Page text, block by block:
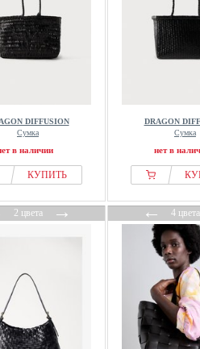
DIFFUSION
Сумка
в наличии
КУПИТЬ
DRAGON
Сумка
нет в
2 цвета→ ←4 цвета